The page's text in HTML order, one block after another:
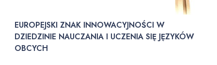
EUROPEJSKI ZNAK INNOWACYJNOŚCI W
DZIEDZINIE NAUCZANIA I UCZENIA SIĘ JĘZYKÓW
OBCYCH